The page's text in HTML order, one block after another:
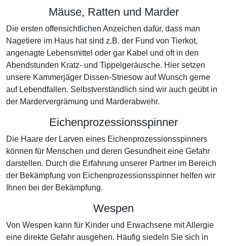
Mäuse, Ratten und Marder
Die ersten offensichtlichen Anzeichen dafür, dass man
Nagetiere im Haus hat sind z.B. der Fund von Tierkot,
angenagte Lebensmittel oder gar Kabel und oft in den
Abendstunden Kratz- und Tippelgeräusche. Hier setzen
unsere Kammerjäger Dissen-Striesow auf Wunsch gerne
auf Lebendfallen. Selbstverständlich sind wir auch geübt in
der Mardervergrämung und Marderabwehr.
Eichenprozessionsspinner
Die Haare der Larven eines Eichenprozessionsspinners
können für Menschen und deren Gesundheit eine Gefahr
darstellen. Durch die Erfahrung unserer Partner im Bereich
der Bekämpfung von Eichenprozessionsspinner helfen wir
Ihnen bei der Bekämpfung.
Wespen
Von Wespen kann für Kinder und Erwachsene mit Allergie
eine direkte Gefahr ausgehen. Häufig siedeln Sie sich in